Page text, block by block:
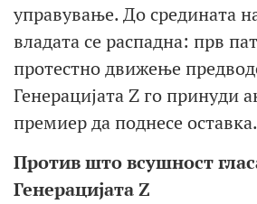
управување. До средината
владата се распадна: прв
протестно движење
Генерацијата Z го принуди
премиер да поднесе оставка.
Против што всушност
Генерацијата Z